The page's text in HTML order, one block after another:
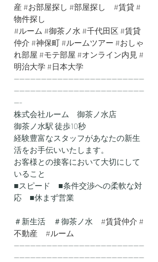
産 #お部屋探し #部屋探し #賃貸 #
物件探し
#ルーム #御茶ノ水 #千代田区 #賃貸
仲介 #神保町 #ルームツアー #おしゃ
れ部屋 #モテ部屋 #オンライン内見 #
明治大学 #日本大学
------------------------------------------------
------------------------------------------------
---
株式会社ルーム　御茶ノ水店
御茶ノ水駅 徒歩10秒
経験豊富なスタッフがあなたの新生
活をお手伝いいたします。
お客様との接客において大切にして
いること
■スピード　■条件交渉への柔軟な対
応　■休まず営業
＃新生活　＃御茶ノ水 #賃貸仲介 #
不動産
#ルーム
------------------------------------------------
------------------------------------------------